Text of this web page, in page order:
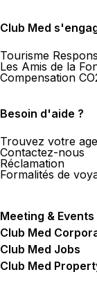
Club Med
Tourisme
Les Amis de la
Compensation
Besoin d'aide ?
Trouvez votre
Contactez-nous
Réclamation
Formalités de
Meeting & Events
Club Med
Club Med Jobs
Club Med